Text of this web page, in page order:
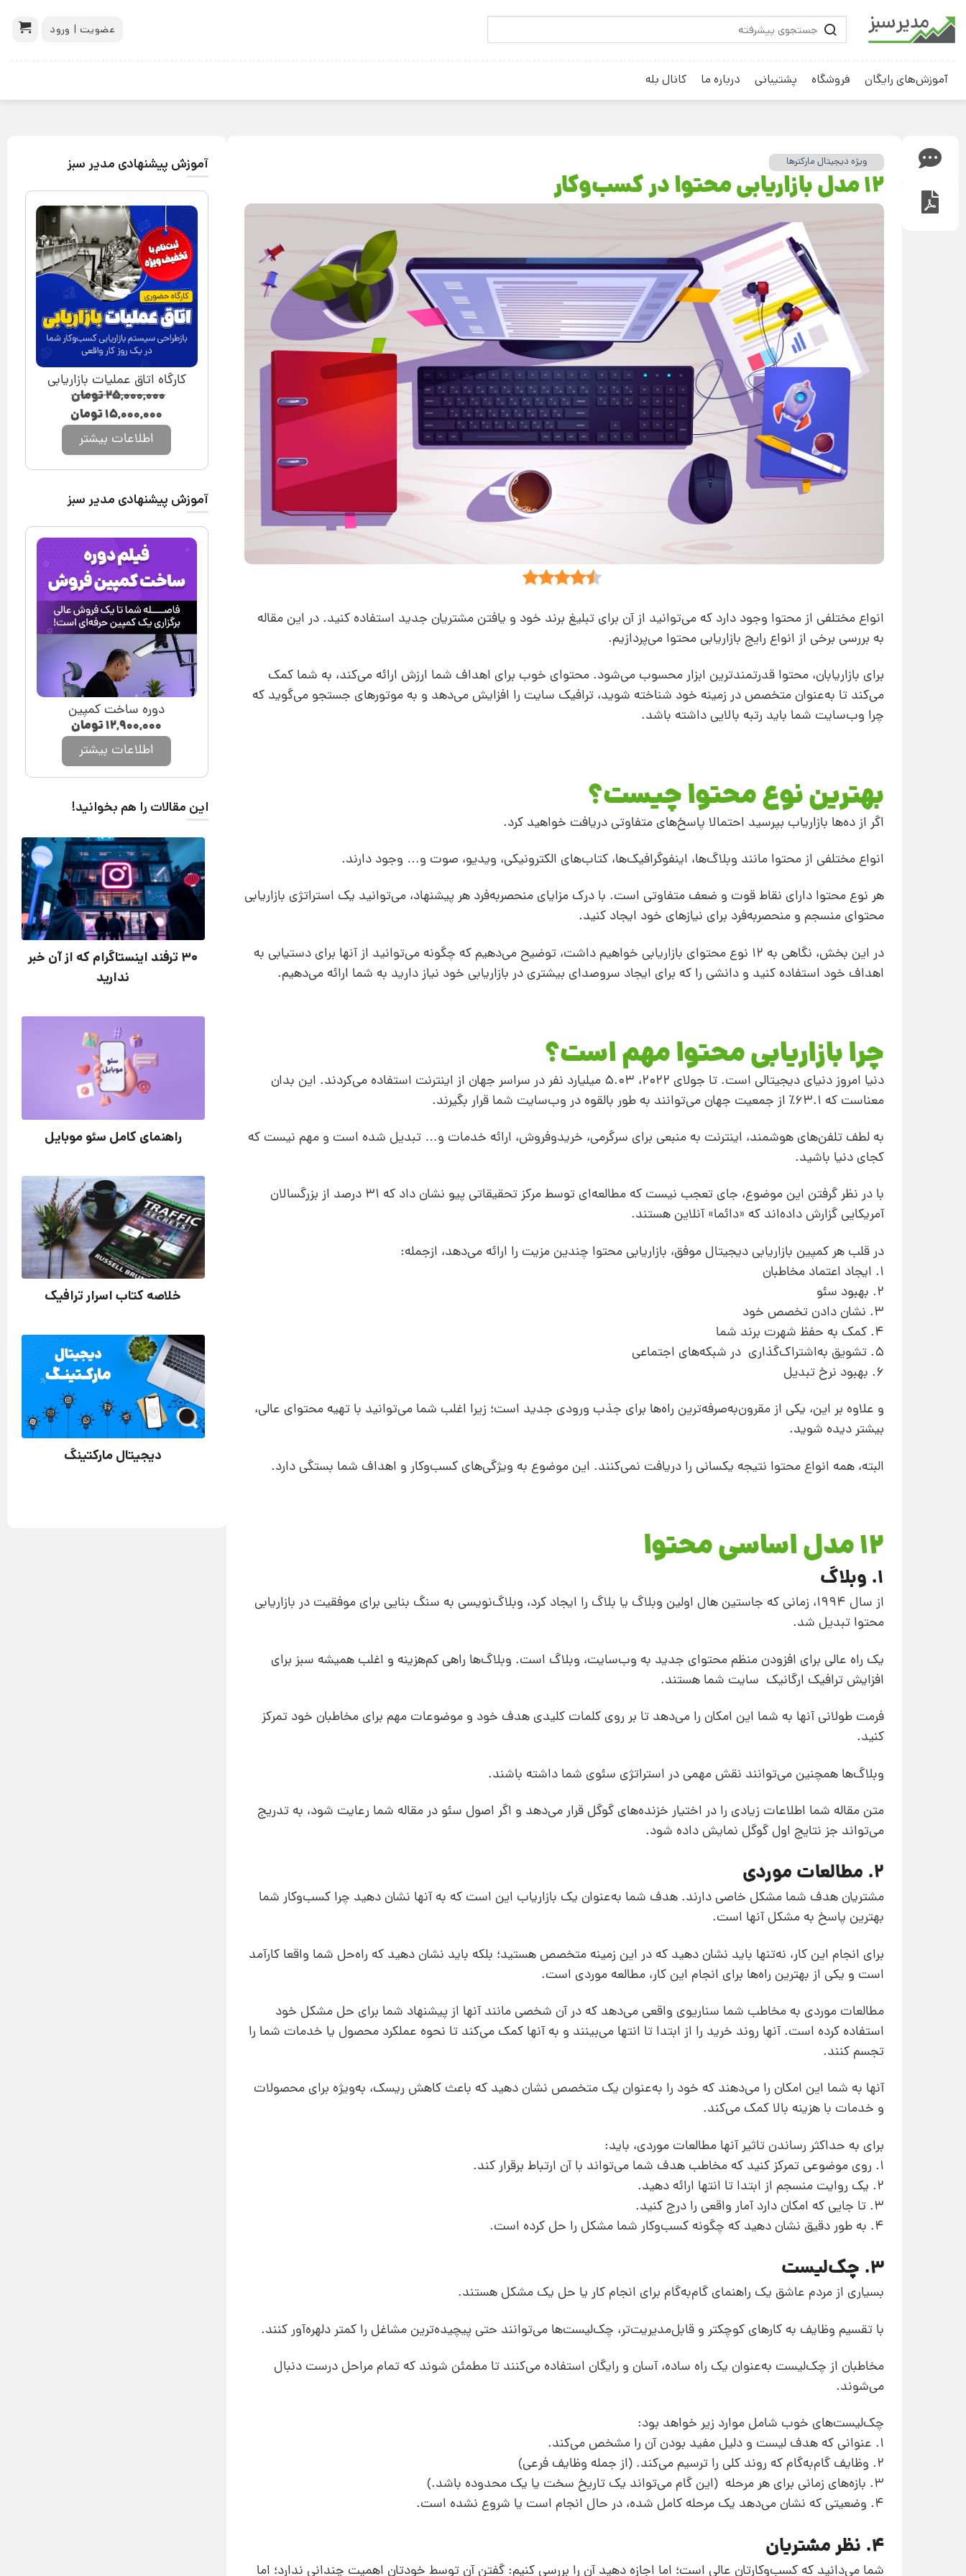
عضویت | ورود
آموزش‌های رایگان فروشگاه پشتیبانی درباره ما کانال بله
ویژه دیجیتال مارکترها
12 مدل بازاریابی محتوا در کسب‌وکار
انواع مختلفی از محتوا وجود دارد که می‌توانید از آن برای تبلیغ برند خود و یافتن مشتریان جدید استفاده کنید. در این مقاله
به بررسی برخی از انواع رایج‌ بازاریابی محتوا می‌پردازیم.
برای بازاریابان، محتوا قدرتمندترین ابزار محسوب می‌شود. محتوای خوب برای اهداف شما ارزش ارائه می‌کند، به شما کمک
می‌کند تا به‌عنوان متخصص در زمینه خود شناخته شوید، ترافیک سایت را افزایش می‌دهد و به موتورهای جستجو می‌گوید که
چرا وب‌سایت شما باید رتبه بالایی داشته باشد.
بهترین نوع محتوا چیست؟
اگر از ده‌ها بازاریاب بپرسید احتمالا پاسخ‌های متفاوتی دریافت خواهید کرد.
انواع مختلفی از محتوا مانند وبلاگ‌ها، اینفوگرافیک‌ها، کتاب‌های الکترونیکی، ویدیو، صوت و… وجود دارند.
هر نوع محتوا دارای نقاط قوت و ضعف متفاوتی است. با درک مزایای منحصربه‌فرد هر پیشنهاد، می‌توانید یک استراتژی بازاریابی
محتوای منسجم و منحصربه‌فرد برای نیازهای خود ایجاد کنید.
در این بخش، نگاهی به 12 نوع محتوای بازاریابی خواهیم داشت، توضیح می‌دهیم که چگونه می‌توانید از آنها برای دستیابی به
اهداف خود استفاده کنید و دانشی را که برای ایجاد سروصدای بیشتری در بازاریابی خود نیاز دارید به شما ارائه می‌دهیم.
چرا بازاریابی محتوا مهم است؟
دنیا امروز دنیای دیجیتالی است. تا جولای 2022، 5.03 میلیارد نفر در سراسر جهان از اینترنت استفاده می‌کردند. این بدان
معناست که 63.1٪ از جمعیت جهان می‌توانند به طور بالقوه در وب‌سایت شما قرار بگیرند.
به لطف تلفن‌های هوشمند، اینترنت به منبعی برای سرگرمی، خریدوفروش، ارائه خدمات و… تبدیل شده است و مهم نیست که
کجای دنیا باشید.
با در نظر گرفتن این موضوع، جای تعجب نیست که مطالعه‌ای توسط مرکز تحقیقاتی پیو نشان داد که 31 درصد از بزرگسالان
آمریکایی گزارش داده‌اند که «دائما» آنلاین هستند.
در قلب هر کمپین بازاریابی دیجیتال موفق، بازاریابی محتوا چندین مزیت را ارائه می‌دهد، ازجمله:
1. ایجاد اعتماد مخاطبان
2. بهبود سئو
3. نشان دادن تخصص خود
4. کمک به حفظ شهرت برند شما
5. تشویق به‌اشتراک‌گذاری در شبکه‌های اجتماعی
6. بهبود نرخ تبدیل
و علاوه بر این، یکی از مقرون‌به‌صرفه‌ترین راه‌ها برای جذب ورودی جدید است؛ زیرا اغلب شما می‌توانید با تهیه محتوای عالی،
بیشتر دیده شوید.
البته، همه انواع محتوا نتیجه یکسانی را دریافت نمی‌کنند. این موضوع به ویژگی‌های کسب‌وکار و اهداف شما بستگی دارد.
12 مدل اساسی محتوا
1. وبلاگ‌
از سال 1994، زمانی که جاستین هال اولین وبلاگ یا بلاگ را ایجاد کرد، وبلاگ‌نویسی به سنگ بنایی برای موفقیت در بازاریابی
محتوا تبدیل شد.
یک راه عالی برای افزودن منظم محتوای جدید به وب‌سایت، وبلاگ است. وبلاگ‌ها راهی کم‌هزینه و اغلب همیشه سبز برای
افزایش ترافیک ارگانیک سایت شما هستند.
فرمت طولانی آنها به شما این امکان را می‌دهد تا بر روی کلمات کلیدی هدف خود و موضوعات مهم برای مخاطبان خود تمرکز
کنید.
وبلاگ‌ها همچنین می‌توانند نقش مهمی در استراتژی سئوی شما داشته باشند.
متن مقاله شما اطلاعات زیادی را در اختیار خزنده‌های گوگل قرار می‌دهد و اگر اصول سئو در مقاله شما رعایت شود، به تدریج
می‌تواند جز نتایج اول گوگل نمایش داده شود.
2. مطالعات موردی
مشتریان هدف شما مشکل خاصی دارند. هدف شما به‌عنوان یک بازاریاب این است که به آنها نشان دهید چرا کسب‌وکار شما
بهترین پاسخ به مشکل آنها است.
برای انجام این کار، نه‌تنها باید نشان دهید که در این زمینه متخصص هستید؛ بلکه باید نشان دهید که راه‌حل شما واقعا کارآمد
است و یکی از بهترین راه‌ها برای انجام این کار، مطالعه موردی است.
مطالعات موردی به مخاطب شما سناریوی واقعی می‌دهد که در آن شخصی مانند آنها از پیشنهاد شما برای حل مشکل خود
استفاده کرده است. آنها روند خرید را از ابتدا تا انتها می‌بینند و به آنها کمک می‌کند تا نحوه عملکرد محصول یا خدمات شما را
تجسم کنند.
آنها به شما این امکان را می‌دهند که خود را به‌عنوان یک متخصص نشان دهید که باعث کاهش ریسک، به‌ویژه برای محصولات
و خدمات با هزینه بالا کمک می‌کند.
برای به حداکثر رساندن تاثیر آنها مطالعات موردی، باید:
1. روی موضوعی تمرکز کنید که مخاطب هدف شما می‌تواند با آن ارتباط برقرار کند.
2. یک روایت منسجم از ابتدا تا انتها ارائه دهید.
3. تا جایی که امکان دارد آمار واقعی را درج کنید.
4. به طور دقیق نشان دهید که چگونه کسب‌وکار شما مشکل را حل کرده است.
3. چک‌لیست
بسیاری از مردم عاشق یک راهنمای گام‌به‌گام برای انجام کار یا حل یک مشکل هستند.
با تقسیم وظایف به کارهای کوچکتر و قابل‌مدیریت‌تر، چک‌لیست‌ها می‌توانند حتی پیچیده‌ترین مشاغل را کمتر دلهره‌آور کنند.
مخاطبان از چک‌لیست به‌عنوان یک راه ساده، آسان و رایگان استفاده می‌کنند تا مطمئن شوند که تمام مراحل درست دنبال
می‌شوند.
چک‌لیست‌های خوب شامل موارد زیر خواهد بود:
1. عنوانی که هدف لیست و دلیل مفید بودن آن را مشخص می‌کند.
2. وظایف گام‌به‌گام که روند کلی را ترسیم می‌کند. (از جمله وظایف فرعی)
3. بازه‌های زمانی برای هر مرحله (این گام می‌تواند یک تاریخ سخت یا یک محدوده باشد.)
4. وضعیتی که نشان می‌دهد یک مرحله کامل شده، در حال انجام است یا شروع نشده است.
4. نظر مشتریان
شما می‌دانید که کسب‌وکارتان عالی است؛ اما اجازه دهید آن را بررسی کنیم: گفتن آن توسط خودتان اهمیت چندانی ندارد؛ اما
آموزش پیشنهادی مدیر سبز
کارگاه اتاق عملیات بازاریابی
۲۵,۰۰۰,۰۰۰تومان
۱۵,۰۰۰,۰۰۰تومان
اطلاعات بیشتر
آموزش پیشنهادی مدیر سبز
دوره ساخت کمپین
۱۲,۹۰۰,۰۰۰تومان
اطلاعات بیشتر
این مقالات را هم بخوانید!
۳۰ ترفند اینستاگرام که از آن خبر
ندارید
راهنمای کامل سئو موبایل
خلاصه کتاب اسرار ترافیک
دیجیتال مارکتینگ